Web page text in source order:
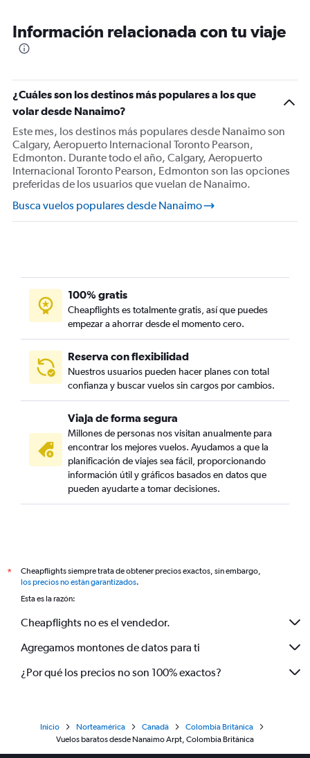
Información relacionada con tu viaje
¿Cuáles son los destinos más populares a los que
volar desde Nanaimo?
Este mes, los destinos más populares desde Nanaimo son
Calgary, Aeropuerto Internacional Toronto Pearson,
Edmonton. Durante todo el año, Calgary, Aeropuerto
Internacional Toronto Pearson, Edmonton son las opciones
preferidas de los usuarios que vuelan de Nanaimo.
Busca vuelos populares desde Nanaimo
100% gratis
Cheapflights es totalmente gratis, así que puedes
empezar a ahorrar desde el momento cero.
Reserva con flexibilidad
Nuestros usuarios pueden hacer planes con total
confianza y buscar vuelos sin cargos por cambios.
Viaja de forma segura
Millones de personas nos visitan anualmente para
encontrar los mejores vuelos. Ayudamos a que la
planificación de viajes sea fácil, proporcionando
información útil y gráficos basados en datos que
pueden ayudarte a tomar decisiones.
*
Cheapflights siempre trata de obtener precios exactos, sin embargo,
los precios no están garantizados.
Esta es la razón:
Cheapflights no es el vendedor.
Agregamos montones de datos para ti
¿Por qué los precios no son 100% exactos?
Inicio Norteamérica Canadá
Colombia Británica
Vuelos baratos desde Nanaimo Arpt, Colombia Británica